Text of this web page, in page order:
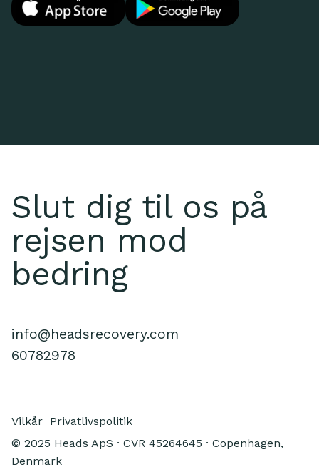
Slut dig til os på
rejsen mod
bedring
info@headsrecovery.com
60782978
Vilkår Privatlivspolitik
© 2025 Heads ApS · CVR 45264645 · Copenhagen,
Denmark